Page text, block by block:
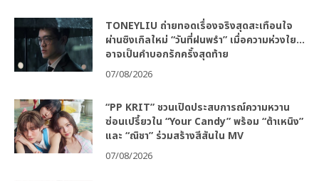
TONEYLIU ถ่ายทอดเรื่องจริงสุดสะเทือนใจ
ผ่านซิงเกิลใหม่ “วันที่ฝนพรำ” เมื่อความห่วงใย…
อาจเป็นคำบอกรักครั้งสุดท้าย
07/08/2026
“PP KRIT” ชวนเปิดประสบการณ์ความหวาน
ซ่อนเปรี้ยวใน “Your Candy” พร้อม “ต้าเหนิง”
และ “ณิชา” ร่วมสร้างสีสันใน MV
07/08/2026